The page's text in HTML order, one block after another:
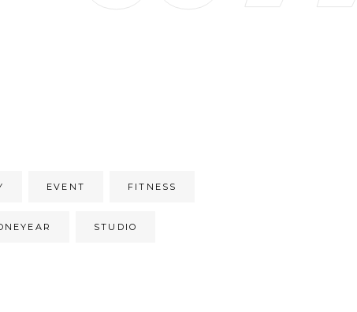
EVENT FITNESS
STUDIO